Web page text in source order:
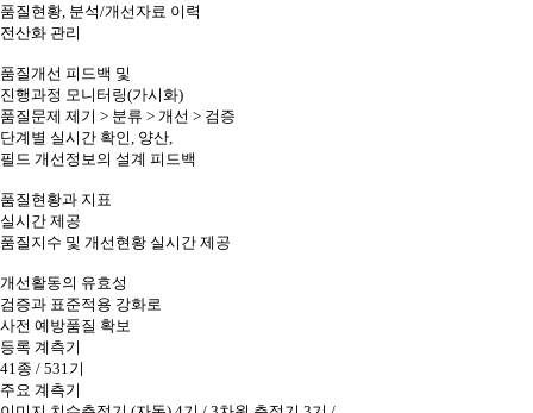
품질현황, 분석/개선자료 이력
전산화 관리
품질개선 피드백 및
진행과정 모니터링(가시화)
품질문제 제기 > 분류 > 개선 > 검증
단계별 실시간 확인, 양산,
필드 개선정보의 설계 피드백
품질현황과 지표
실시간 제공
품질지수 및 개선현황 실시간 제공
개선활동의 유효성
검증과 표준적용 강화로
사전 예방품질 확보
등록 계측기
41종 / 531기
주요 계측기